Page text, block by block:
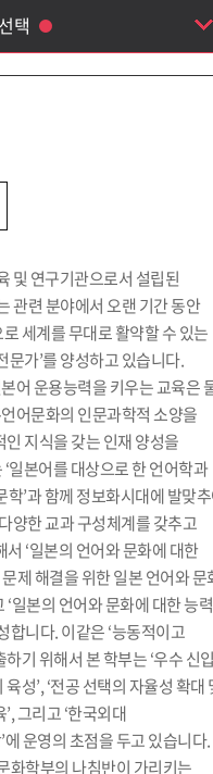
택
화학부
및 연구기관으로서 설립된
관련 분야에서 오랜 기간 동안
세계를 무대로 활약할 수 있는
문가’를 양성하고 있습니다.
어 운용능력을 키우는 교육은
어문화의 인문과학적 소양을
지식을 갖는 인재 양성을
일본어를 대상으로 한 언어학과
’과 함께 정보화시대에 발맞
양한 교과 구성체계를 갖추고
‘일본의 언어와 문화에 대한
제 해결을 위한 일본 언어와 문
일본의 언어와 문화에 대한 능
합니다. 이같은 ‘능동적이고
기 위해서 본 학부는 ‘우수 신
성’, ‘전공 선택의 자율성 확대
그리고 ‘한국외대
운영의 초점을 두고 있습니다.
화학부의 나침반이 가리키는